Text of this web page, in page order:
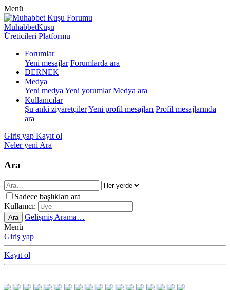
Menü
MuhabbetKuşu
Üreticileri Platformu
Forumlar
Yeni mesajlar Forumlarda ara
DERNEK
Medya
Yeni medya Yeni yorumlar Medya ara
Kullanıcılar
Şu anki ziyaretçilerYeni profil mesajları Profil mesajlarında
ara
Giriş yap Kayıt ol
Neler yeni Ara
Ara
Sadece başlıkları ara
Kullanıcı:
Ara
Gelişmiş Arama…
Menü
Giriş yap
Kayıt ol